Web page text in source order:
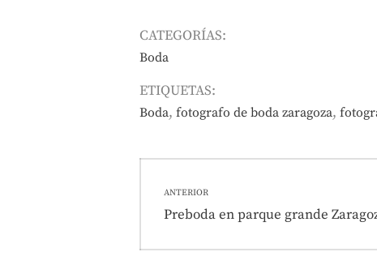
CATEGORÍAS:
Boda
ETIQUETAS:
Boda, fotografo de boda zaragoza,
de
ANTERIOR
Entrada
Preboda en parque grande